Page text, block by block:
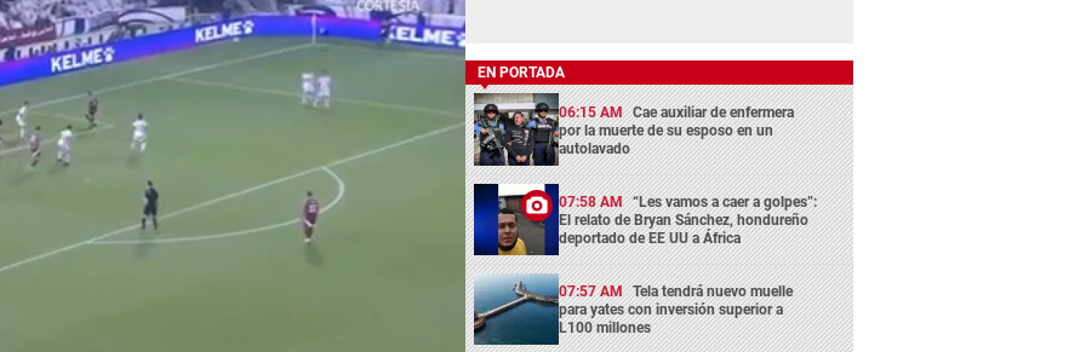
EN PORTADA
06:15 AM Cae auxiliar de enfermera
por la muerte de su esposo en un
autolavado
07:58 AM “Les vamos a caer a golpes”:
El relato de Bryan Sánchez, hondureño
deportado de EE UU a África
07:57 AM Tela tendrá nuevo muelle
para yates con inversión superior a
L100 millones